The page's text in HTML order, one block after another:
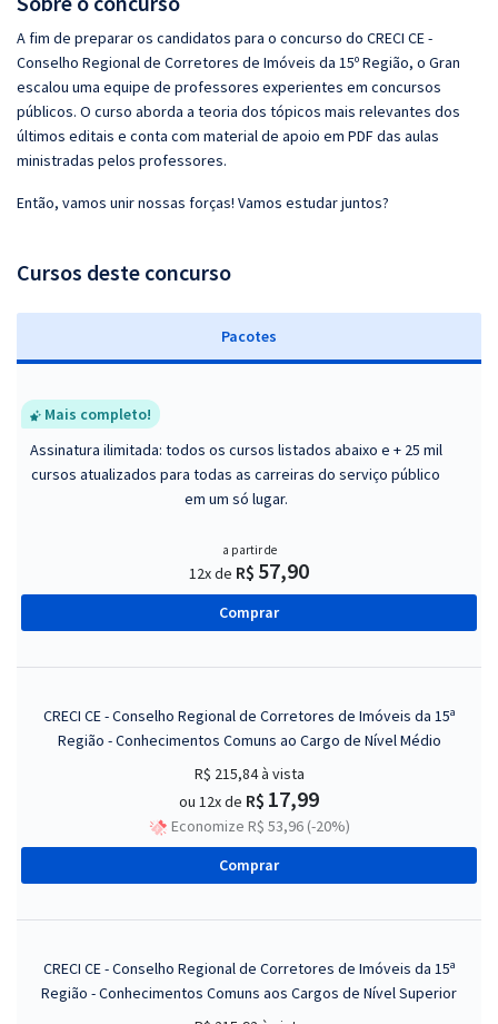
A fim de preparar os candidatos para o concurso do CRECI CE -
Conselho Regional de Corretores de Imóveis da 15º Região, o Gran
escalou uma equipe de professores experientes em concursos
públicos. O curso aborda a teoria dos tópicos mais relevantes dos
últimos editais e conta com material de apoio em PDF das aulas
ministradas pelos professores.
Então, vamos unir nossas forças! Vamos estudar juntos?
Cursos deste concurso
Pacotes
Mais completo!
Assinatura ilimitada: todos os cursos listados abaixo e + 25 mil
cursos atualizados para todas as carreiras do serviço público
em um só lugar.
a partir de
12x de R$ 57,90
Comprar
CRECI CE - Conselho Regional de Corretores de Imóveis da 15ª
Região - Conhecimentos Comuns ao Cargo de Nível Médio
R$ 215,84à vista
ou 12x de R$ 17,99
Economize R$ 53,96 (-20%)
Comprar
CRECI CE - Conselho Regional de Corretores de Imóveis da 15ª
Região - Conhecimentos Comuns aos Cargos de Nível Superior